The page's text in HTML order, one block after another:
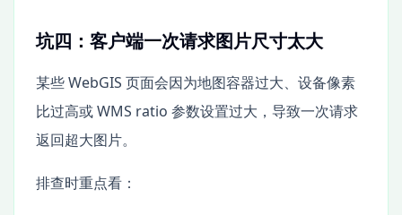
坑四：客户端一次请求图片尺寸太大
某些 WebGIS 页面会因为地图容器过大、设备像素
比过高或 WMS ratio 参数设置过大，导致一次请求
返回超大图片。
排查时重点看：